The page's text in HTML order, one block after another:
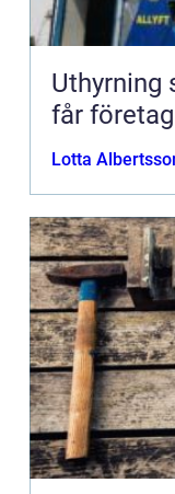
Uthyrning
får
Lotta